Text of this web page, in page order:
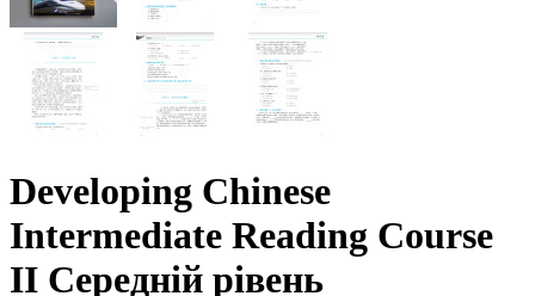
Developing Chinese
Intermediate Reading Course
II Середній рівень